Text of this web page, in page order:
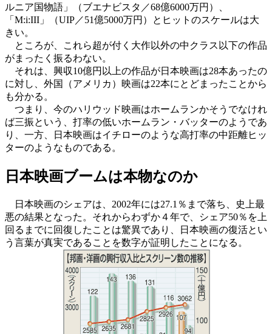
ルニア国物語」（ブエナビスタ／68億6000万円）、
「M:i:III」（UIP／51億5000万円）とヒットのスケールは大
きい。
ところが、これら超が付く大作以外の中クラス以下の作品
がまったく振るわない。
それは、興収10億円以上の作品が日本映画は28本あったの
に対し、外国（アメリカ）映画は22本にとどまったことから
も分かる。
つまり、今のハリウッド映画はホームランかそうでなけれ
ば三振という、打率の低いホームラン・バッターのようであ
り、一方、日本映画はイチローのような高打率の中距離ヒッ
ターのようなものである。
日本映画ブームは本物なのか
日本映画のシェアは、2002年には27.1％まで落ち、史上最
悪の結果となった。それからわずか４年で、シェア50％を上
回るまでに回復したことは驚異であり、日本映画の復活とい
う言葉が真実であることを数字が証明したことになる。